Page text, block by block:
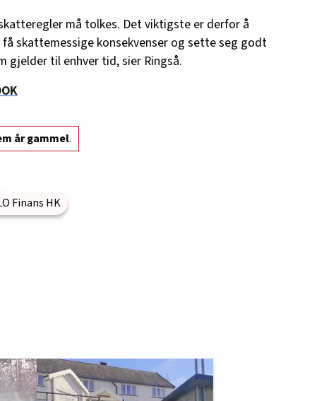
må tolkes. Det viktigste er derfor å
skattemessige konsekvenser og sette seg godt
gjelder til enhver tid, sier Ringså.
år gammel.
Finans HK